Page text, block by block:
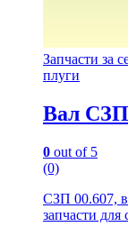
Запчасти за
плуги
Вал СЗП
0 out of 5
(0)
СЗП 00.607,
запчасти для